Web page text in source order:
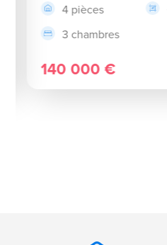
4 pièces
3 chambres
140 000 €